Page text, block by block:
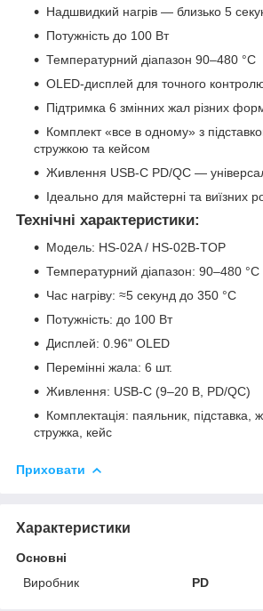
Надшвидкий нагрів — близько 5
Потужність до 100 Вт
Температурний діапазон 90–480 °C
OLED-дисплей для точного
Підтримка 6 змінних жал різних
Комплект «все в одному» з
стружкою та кейсом
Живлення USB-C PD/QC —
Ідеально для майстерні та виїзних
Технічні характеристики:
Модель: HS-02A / HS-02B-TOP
Температурний діапазон: 90–480 °C
Час нагріву: ≈5 секунд до 350 °C
Потужність: до 100 Вт
Дисплей: 0.96" OLED
Перемінні жала: 6 шт.
Живлення: USB-C (9–20 В, PD/QC)
Комплектація: паяльник, підставка,
стружка, кейс
Приховати
Характеристики
Основні
Виробник
PD